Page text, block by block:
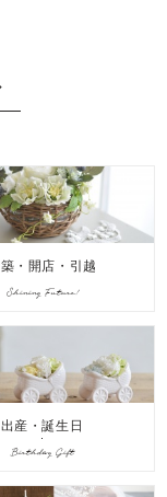
・開店・引越
Shining Future!
出産・誕生日
Birthday Gift